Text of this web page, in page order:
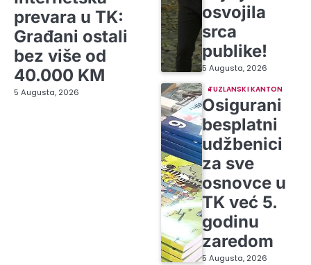
prevara u TK:
Građani ostali
bez više od
40.000 KM
5 Augusta, 2026
osvojila
srca
publike!
5 Augusta, 2026
TUZLANSKI KANTON
Osigurani
besplatni
udžbenici
za sve
osnovce u
TK već 5.
godinu
zaredom
5 Augusta, 2026